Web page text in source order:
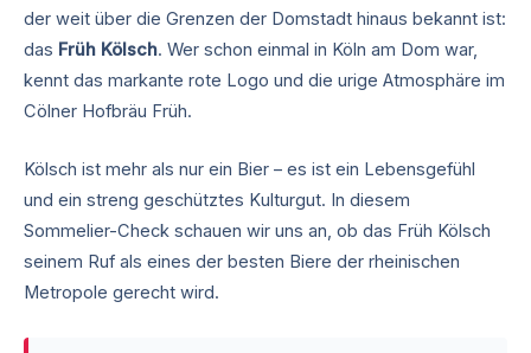
der weit über die Grenzen der Domstadt hinaus bekannt ist:
das Früh Kölsch. Wer schon einmal in Köln am Dom war,
kennt das markante rote Logo und die urige Atmosphäre im
Cölner Hofbräu Früh.
Kölsch ist mehr als nur ein Bier – es ist ein Lebensgefühl
und ein streng geschütztes Kulturgut. In diesem
Sommelier-Check schauen wir uns an, ob das Früh Kölsch
seinem Ruf als eines der besten Biere der rheinischen
Metropole gerecht wird.